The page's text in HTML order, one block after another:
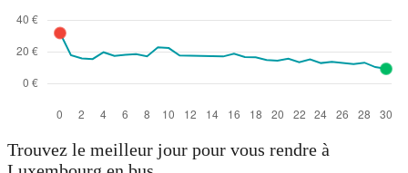
Trouvez le meilleur jour pour vous rendre à